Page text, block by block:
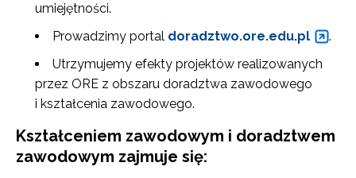
umiejętności.
Prowadzimy portal doradztwo.ore.edu.pl
.
Utrzymujemy efekty projektów realizowanych
przez ORE z obszaru doradztwa zawodowego
i kształcenia zawodowego.
Kształceniem zawodowym i doradztwem
zawodowym zajmuje się: